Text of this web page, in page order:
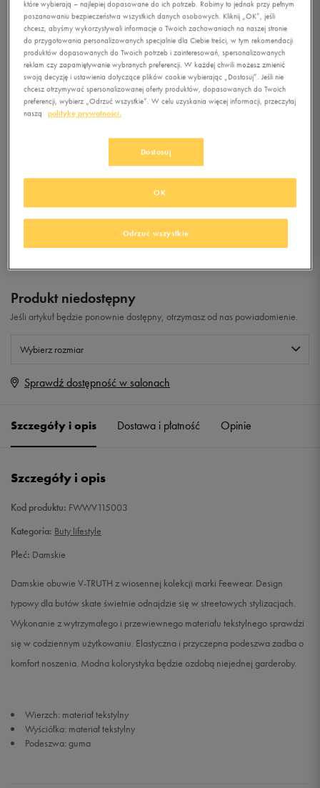
1/1
FEEWEAR V-TRUTH
19,99złz Vat
KLUBIE 50 STYLE
Produkt niedostępny
Jeśli artykuł będzie ponownie dostępny, otrzymasz od nas powiadomienie.
Wybierz rozmiar
Rozmiary EU
39 25 cm
Sprawdź dostępność w salonach
Szczegóły i opis Dostawa i płatność Opinie
Szczegóły i opis
Kod produktu: FWWV115003
Kategoria: Buty lifestyle
Płeć: Damskie
Damskie obuwie V-TRUTH z wiosennej kolekcji marki Feewear. Design
typowy dla butów skate świetnie odnajdzie się w streetowych stylizacjach.
Wykonanie z wytrzymałego i przewiewnego materiału tekstylnego sprawdzi
się w codziennym użytkowaniu. Elastyczna i przyczepna podeszwa zadba o
komfort noszenia. Modna kolorystyka będzie ozdobą niejednej garderoby.
Wierzch: materiał tekstylny
Wyściółka: materiał tekstylny
Podeszwa: guma
które wybierają – najlepiej dopasowane do ich potrzeb. Robimy to jednak przy pełnym
poszanowaniu bezpieczeństwa wszystkich danych osobowych. Kliknij „OK”, jeśli
chcesz, abyśmy wykorzystywali informacje o Twoich zachowaniach na naszej stronie
do przygotowania personalizowanych specjalnie dla Ciebie treści, w tym rekomendacji
produktów dopasowanych do Twoich potrzeb i zainteresowań, spersonalizowanych
reklam czy zapamiętywanie wybranych preferencji. W każdej chwili możesz zmienić
swoją decyzję i ustawienia dotyczące plików cookie wybierając „Dostosuj”. Jeśli nie
chcesz otrzymywać spersonalizowanej oferty produktów, dopasowanych do Twoich
preferencji, wybierz „Odrzuć wszystkie”. W celu uzyskania więcej informacji, przeczytaj
naszą
politykę prywatności.
Dostosuj
Odrzuć wszystkie
OK